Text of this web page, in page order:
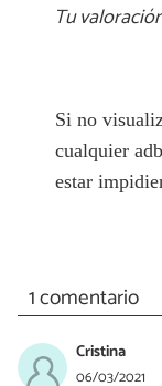
Tu
Si no
cualquier
estar
1 comentario
Cristina
06/03/2021